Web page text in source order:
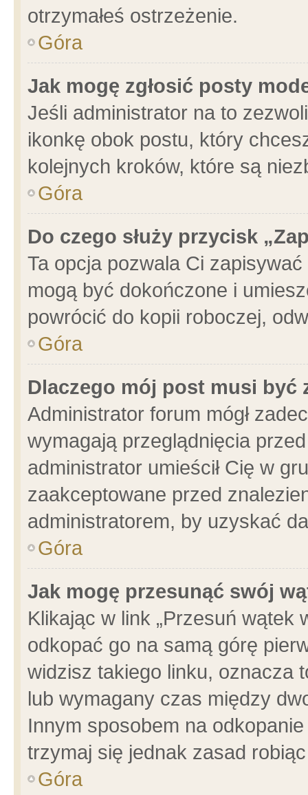
otrzymałeś ostrzeżenie.
Góra
Jak mogę zgłosić posty
Jeśli administrator na to
ikonkę obok postu, który
kolejnych kroków, które są
Góra
Do czego służy przycisk
Ta opcja pozwala Ci
mogą być dokończone i
powrócić do kopii roboczej,
Góra
Dlaczego mój post musi być
Administrator forum mógł
wymagają przeglądnięcia
administrator umieścił Cię w
zaakceptowane przed
administratorem, by uzyskać
Góra
Jak mogę przesunąć swój
Klikając w link „Przesuń wątek
odkopać go na samą górę
widzisz takiego linku, oznacza
lub wymagany czas między
Innym sposobem na
trzymaj się jednak zasad
Góra